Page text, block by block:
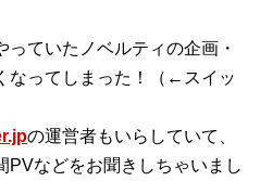
ていたノベルティの企画・
なってしまった！（←スイッ
の運営者もいらしていて、
PVなどをお聞きしちゃいまし